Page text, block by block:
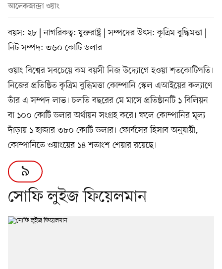
আলেকজান্দ্রা ওয়াং
বয়স: ২৮ | নাগরিকত্ব: যুক্তরাষ্ট্র | সম্পদের উৎস: কৃত্রিম বুদ্ধিমত্তা |
নিট সম্পদ: ৩৬০ কোটি ডলার
ওয়াং বিশ্বের সবচেয়ে কম বয়সী নিজ উদ্যোগে হওয়া শতকোটিপতি।
নিজের প্রতিষ্ঠিত কৃত্রিম বুদ্ধিমত্তা কোম্পানি স্কেল এআইয়ের কল্যাণে
তাঁর এ সম্পদ লাভ। চলতি বছরের মে মাসে প্রতিষ্ঠানটি ১ বিলিয়ন
বা ১০০ কোটি ডলার অর্থায়ন সংগ্রহ করে। ফলে কোম্পানির মূল্য
দাঁড়ায় ১ হাজার ৩৮০ কোটি ডলার। ফোর্বসের হিসাব অনুযায়ী,
কোম্পানিতে ওয়াংয়ের ১৪ শতাংশ শেয়ার রয়েছে।
৯
সোফি লুইজ ফিয়েলমান